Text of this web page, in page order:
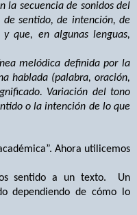
la secuencia de sonidos del
sentido, de intención, de
que, en algunas lenguas,
melódica definida por la
hablada (palabra, oración,
Variación del tono
o la intención de lo que
Ahora utilicemos
sentido a un texto.
Un
dependiendo de cómo lo